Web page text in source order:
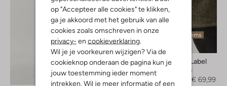
op "Accepteer alle cookies" te klikken,
ga je akkoord met het gebruik van alle
cookies zoals omschreven in onze
privacy- en cookieverklaring
Wil je je voorkeuren wijzigen? Via de
cookieknop onderaan de pagina kun je
jouw toestemming ieder moment
intrekken. Wil je meer informatie of een
Ontdek de look
Laatste items
Another Label
Teddy jas
€ 69,99